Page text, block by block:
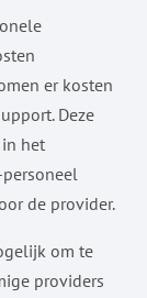
er kosten
Deze
het
de provider.
om te
providers